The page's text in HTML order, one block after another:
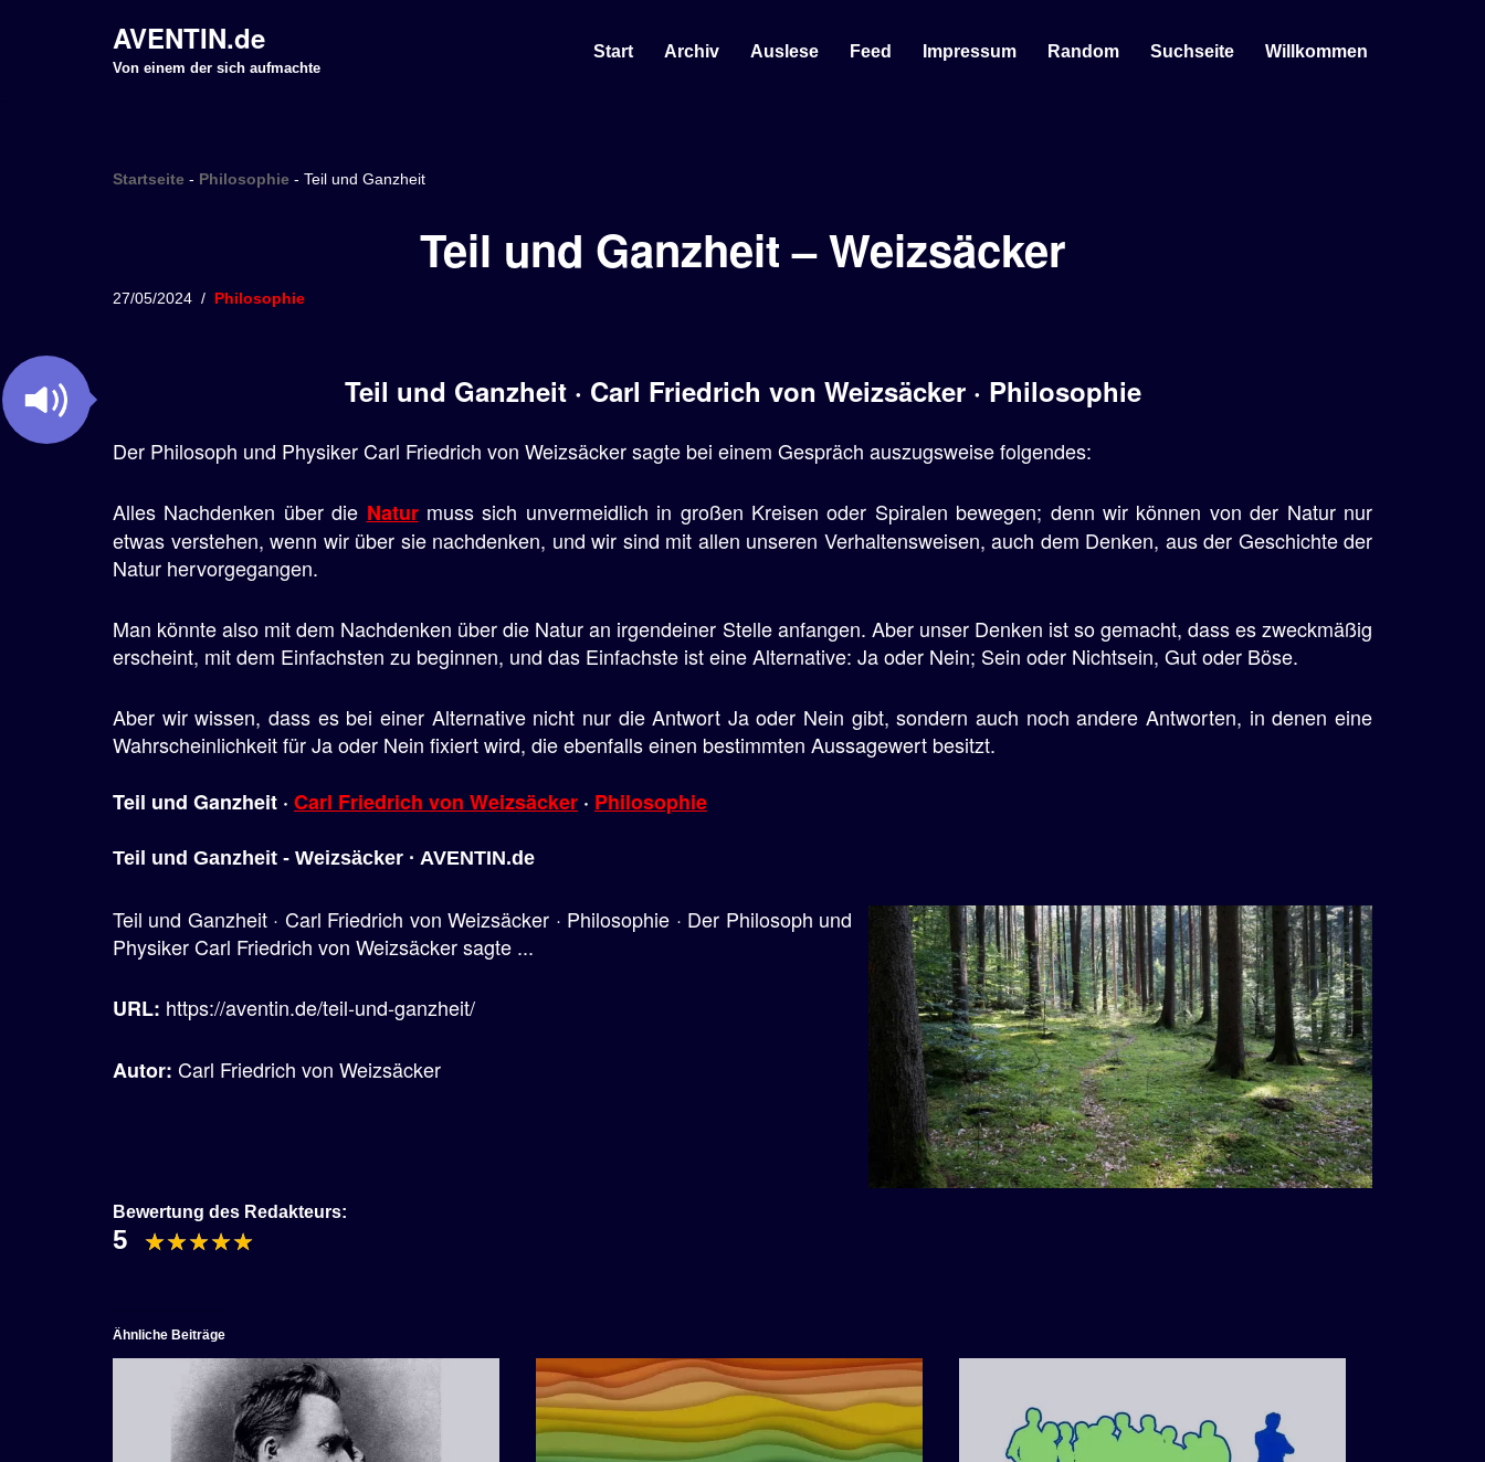
p
AVENTIN.de
Von einem der sich aufmachte
Start Archiv Auslese Feed Impressum Random Suchseite Willkommen
Startseite - Philosophie - Teil und Ganzheit
Teil und Ganzheit – Weizsäcker
27/05/2024 Philosophie
Teil und Ganzheit · Carl Friedrich von Weizsäcker · Philosophie
Der Philosoph und Physiker Carl Friedrich von Weizsäcker sagte bei einem Gespräch auszugsweise folgendes:
Alles Nachdenken über die Naturmuss sich unvermeidlich in großen Kreisen oder Spiralen bewegen; denn wir können von der Natur nur
etwas verstehen, wenn wir über sie nachdenken, und wir sind mit allen unseren Verhaltensweisen, auch dem Denken, aus der Geschichte der
Natur hervorgegangen.
Man könnte also mit dem Nachdenken über die Natur an irgendeiner Stelle anfangen. Aber unser Denken ist so gemacht, dass es zweckmäßig
erscheint, mit dem Einfachsten zu beginnen, und das Einfachste ist eine Alternative: Ja oder Nein; Sein oder Nichtsein, Gut oder Böse.
Aber wir wissen, dass es bei einer Alternative nicht nur die Antwort Ja oder Nein gibt, sondern auch noch andere Antworten, in denen eine
Wahrscheinlichkeit für Ja oder Nein fixiert wird, die ebenfalls einen bestimmten Aussagewert besitzt.
Teil und Ganzheit · Carl Friedrich von Weizsäcker · Philosophie
Teil und Ganzheit - Weizsäcker · AVENTIN.de
Teil und Ganzheit · Carl Friedrich von Weizsäcker · Philosophie · Der Philosoph und
Physiker Carl Friedrich von Weizsäcker sagte ...
URL: https://aventin.de/teil-und-ganzheit/
Autor: Carl Friedrich von Weizsäcker
Bewertung des Redakteurs:
5
Ähnliche Beiträge